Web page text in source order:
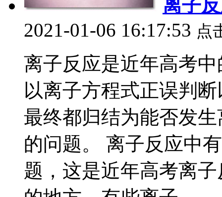
离子
2021-01-06 16:17:53 点
离子反应是近年高考
以离子方程式正误判
最终都归结为能否发
的问题。 离子反应中
题，这是近年高考离